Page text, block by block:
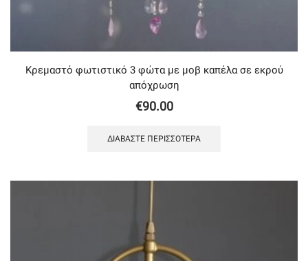
Κρεμαστό φωτιστικό 3 φώτα με μοβ καπέλα σε εκρού
απόχρωση
€90.00
ΔΙΑΒΆΣΤΕ ΠΕΡΙΣΣΌΤΕΡΑ